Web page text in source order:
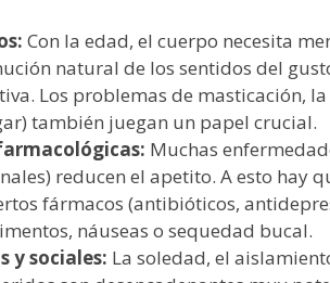
Con la edad, el cuerpo necesita
natural de los sentidos del
Los problemas de masticación,
también juegan un papel crucial.
Muchas
reducen el apetito. A esto hay
fármacos (antibióticos,
náuseas o sequedad bucal.
y sociales: La soledad, el